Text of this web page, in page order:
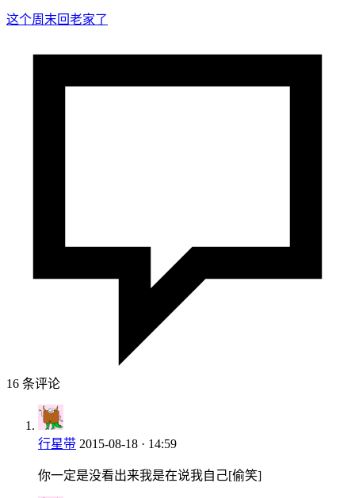
这个周末回老家了
16 条评论
行星带 2015-08-18 · 14:59
你一定是没看出来我是在说我自己[偷笑]